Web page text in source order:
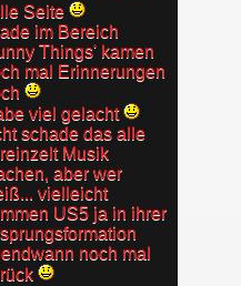
Seite
im Bereich
Things' kamen
mal Erinnerungen
viel gelacht
schade das alle
Musik
aber wer
vielleicht
US5 ja in ihrer
noch mal